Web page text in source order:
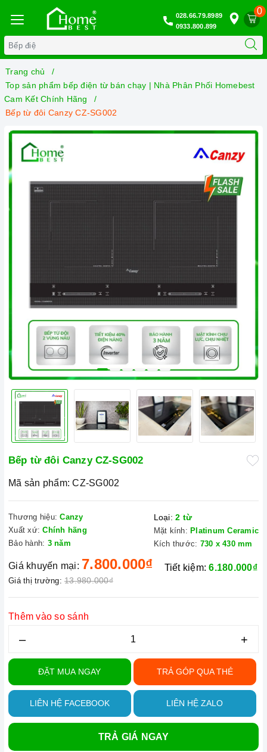
0
028.66.79.8989
0933.800.899
Trang chủ
Top sản phẩm bếp điện từ bán chạy | Nhà Phân Phối Homebest
Cam Kết Chính Hãng
Bếp từ đôi Canzy CZ-SG002
Bếp từ đôi Canzy CZ-SG002
Mã sản phẩm: CZ-SG002
Thương hiệu: Canzy
Xuất xứ: Chính hãng
Bảo hành: 3 năm
Loại: 2 từ
Mặt kính: Platinum Ceramic
Kích thước: 730 x 430 mm
Giá khuyến mại: 7.800.000₫
Giá thị trường: 13.980.000₫
Tiết kiệm:6.180.000₫
Thêm vào so sánh
– +
ĐẶT MUA NGAY TRẢ GÓP QUA THẺ
LIÊN HỆ FACEBOOK LIÊN HỆ ZALO
TRẢ GIÁ NGAY